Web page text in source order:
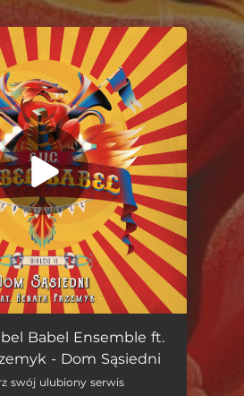
set!
06:09
Babel Ensemble ft.
- Dom Sąsiedni
swój ulubiony serwis